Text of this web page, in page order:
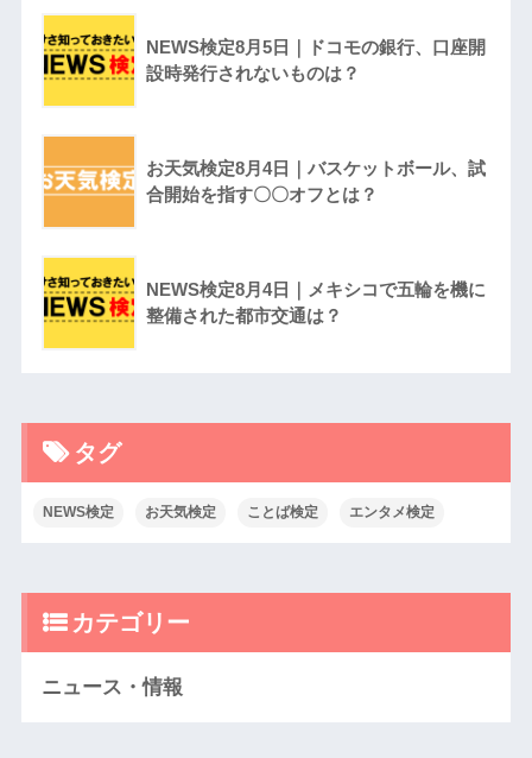
NEWS検定8月5日｜ドコモの銀行、口座開
設時発行されないものは？
お天気検定8月4日｜バスケットボール、試
合開始を指す〇〇オフとは？
NEWS検定8月4日｜メキシコで五輪を機に
整備された都市交通は？
タグ
NEWS検定 お天気検定 ことば検定 エンタメ検定
カテゴリー
ニュース・情報